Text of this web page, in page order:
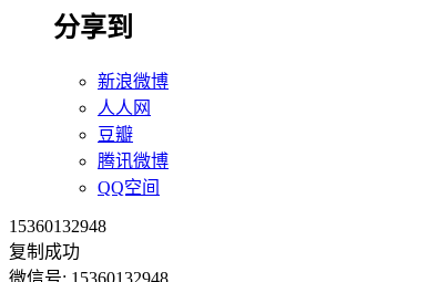
分享到
新浪微博
人人网
豆瓣
腾讯微博
QQ空间
15360132948
复制成功
微信号: 15360132948